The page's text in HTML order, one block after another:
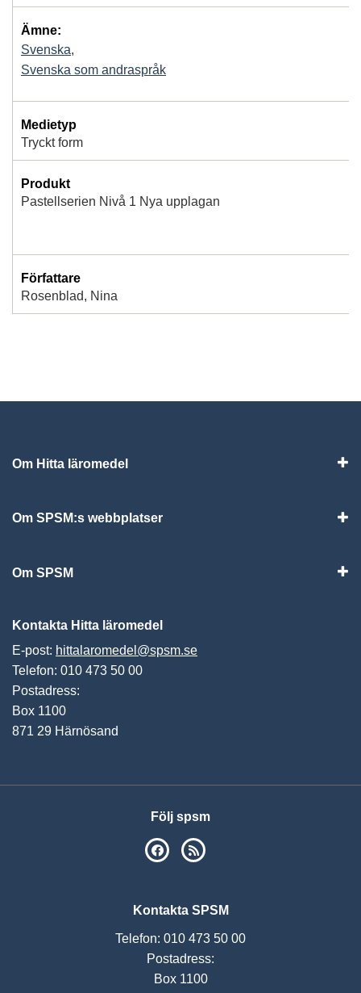
Ämne:
Svenska,
Svenska som andraspråk
Medietyp
Tryckt form
Produkt
Pastellserien Nivå 1 Nya upplagan
Författare
Rosenblad, Nina
Om Hitta läromedel
Om SPSM:s webbplatser
Om SPSM
Kontakta Hitta läromedel
E-post: hittalaromedel@spsm.se
Telefon: 010 473 50 00
Postadress:
Box 1100
871 29 Härnösand
Följ spsm
SPSM på Facebook
Kontakta SPSM
Telefon: 010 473 50 00
Postadress:
Box 1100